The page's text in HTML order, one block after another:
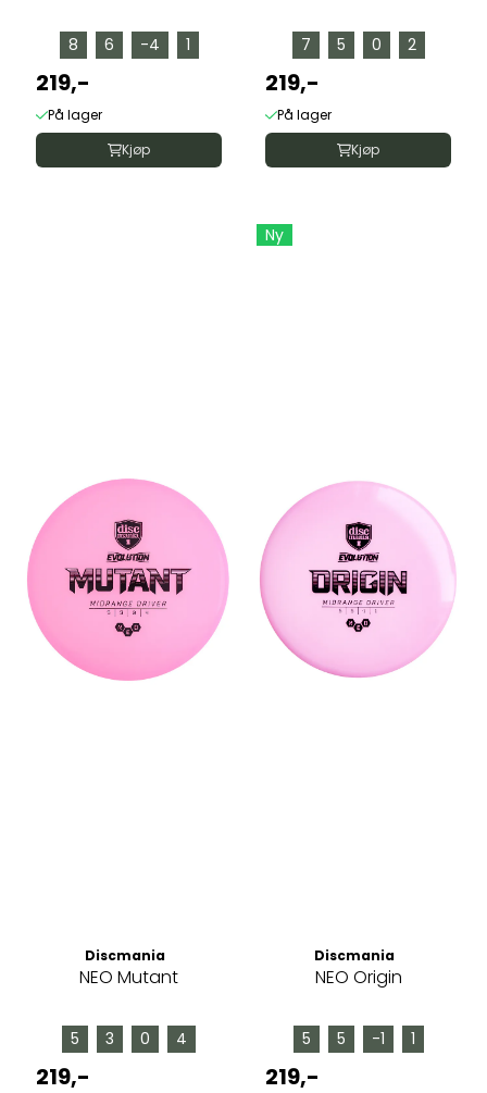
8 6 -4 1
219,-
På lager
Kjøp
7 5 0 2
219,-
På lager
Kjøp
Discmania
NEO Mutant
5 3 0 4
219,-
Ny
Discmania
NEO Origin
5 5 -1 1
219,-